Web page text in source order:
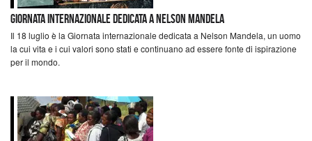
Giornata internazionale dedicata a Nelson Mandela
Il 18 luglio è la Giornata internazionale dedicata a Nelson Mandela, un uomo
la cui vita e i cui valori sono stati e continuano ad essere fonte di ispirazione
per il mondo.